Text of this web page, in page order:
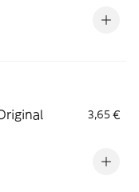
3,65 €